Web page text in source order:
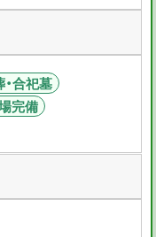
合祀墓
完備